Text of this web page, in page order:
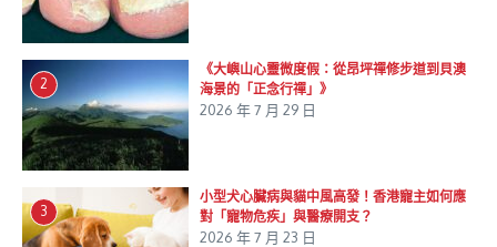
2
《大嶼山心靈微度假：從昂坪禪修步道到貝澳
海景的「正念行禪」》
2026 年 7 月 29 日
3
小型犬心臟病與貓中風高發！香港寵主如何應
對「寵物危疾」與醫療開支？
2026 年 7 月 23 日